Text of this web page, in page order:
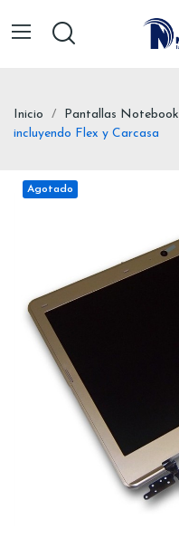
Inicio Pantallas Notebook
incluyendo Flex y Carcasa
Agotado